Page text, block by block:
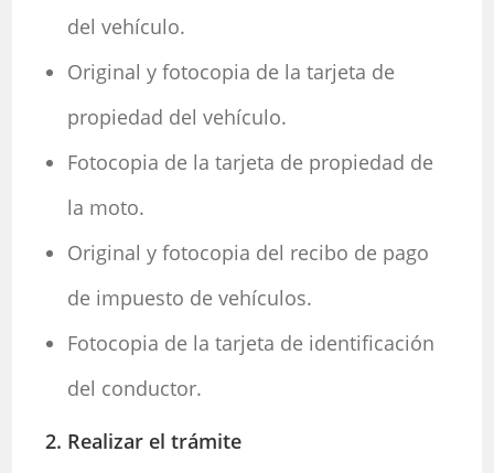
del vehículo.
Original y fotocopia de la tarjeta de
propiedad del vehículo.
Fotocopia de la tarjeta de propiedad de
la moto.
Original y fotocopia del recibo de pago
de impuesto de vehículos.
Fotocopia de la tarjeta de identificación
del conductor.
2. Realizar el trámite